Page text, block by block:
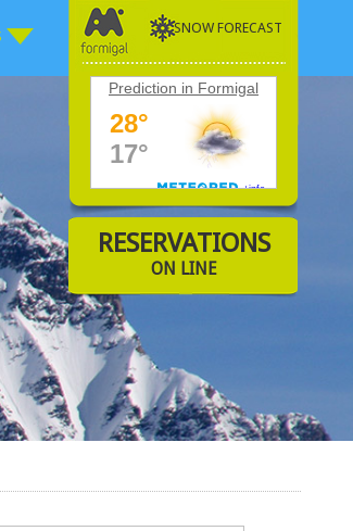
SNOW FORECAST
Prediction in Formigal
RESERVATIONS
ON LINE